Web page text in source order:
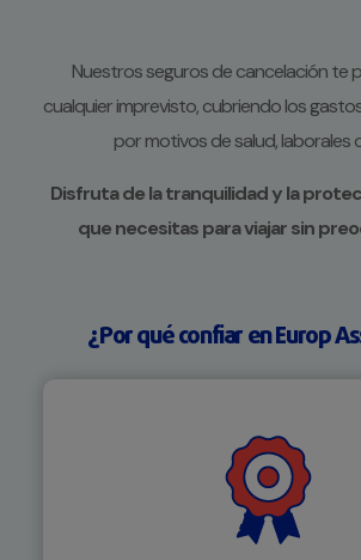
Nuestros seguros de cancelación te
cualquier imprevisto, cubriendo los
por motivos de salud, laborales
Disfruta de la tranquilidad y la
que necesitas para viajar sin
¿Por qué confiar en Europ